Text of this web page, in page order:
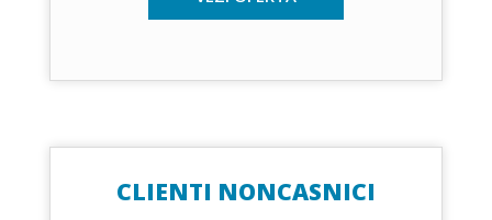
CLIENTI NONCASNICI